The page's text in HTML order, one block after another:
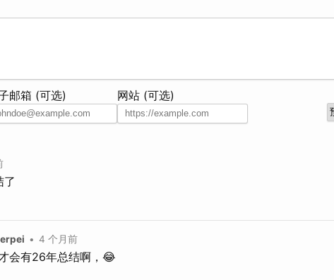
邮箱 (可选) 网站 (可选)
了
• 4 个月前
会有26年总结啊，😂